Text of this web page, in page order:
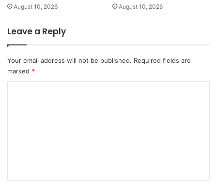
August 10, 2026 August 10, 2026
Leave a Reply
Your email address will not be published. Required fields are
marked *